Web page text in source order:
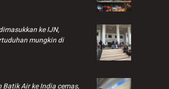
ke IJN,
mungkin di
Batik Air ke India cemas,